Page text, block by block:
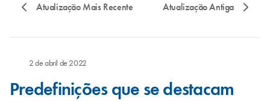
Atualização Mais Recente Atualização Antiga
2 de abril de 2022
Predefinições que se destacam